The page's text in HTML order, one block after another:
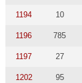
1194 10
1196 785
1197 27
1202 95